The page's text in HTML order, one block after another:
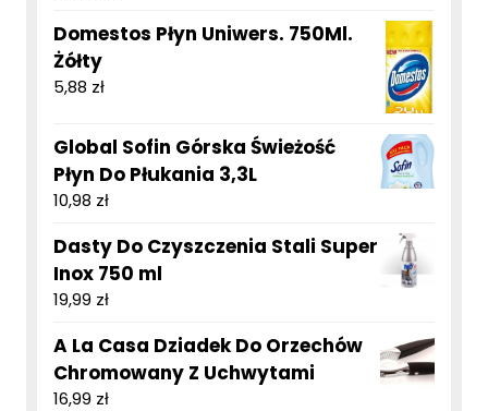
Domestos Płyn Uniwers. 750Ml.
Żółty
5,88 zł
Global Sofin Górska Świeżość
Płyn Do Płukania 3,3L
10,98 zł
Dasty Do Czyszczenia Stali Super
Inox 750 ml
19,99 zł
A La Casa Dziadek Do Orzechów
Chromowany Z Uchwytami
16,99 zł